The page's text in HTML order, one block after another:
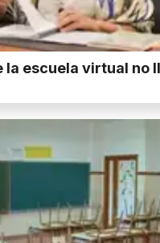
la escuela virtual no